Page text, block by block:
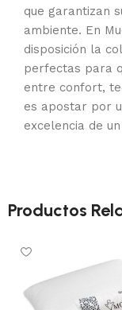
que garantizan
ambiente. En
disposición la
perfectas para
entre confort,
es apostar por
excelencia de
Productos